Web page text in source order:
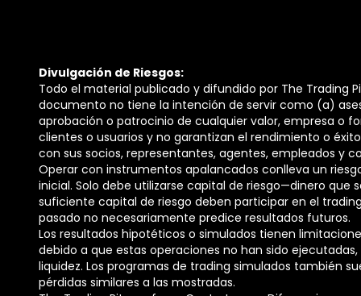
Divulgación de Riesgos:
Todo el material publicado y difundido por The Trading
documento no tiene la intención de servir como (a)
aprobación o patrocinio de cualquier valor, empresa o
clientes o usuarios y no garantizan el rendimiento o
con sus socios, representantes, agentes, empleados y
Operar con instrumentos apalancados conlleva un
inicial. Solo debe utilizarse capital de riesgo—dinero
suficiente capital de riesgo deben participar en el
pasado no necesariamente predice resultados futuros.
Los resultados hipotéticos o simulados tienen
debido a que estas operaciones no han sido
liquidez. Los programas de trading simulados también
pérdidas similares a las mostradas.